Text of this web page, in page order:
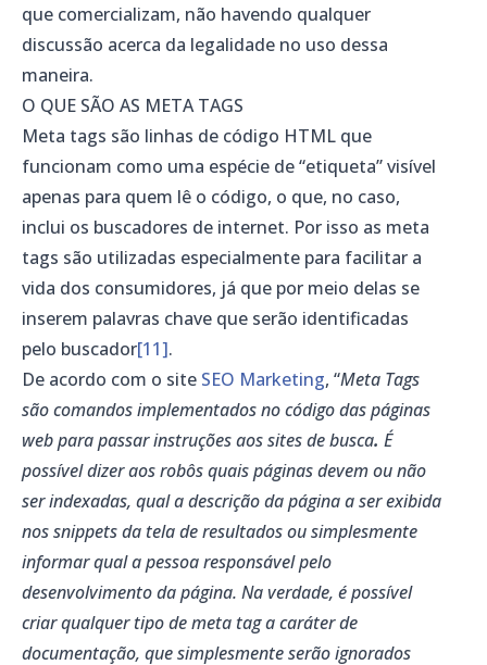
que comercializam, não havendo qualquer
discussão acerca da legalidade no uso dessa
maneira.
O QUE SÃO AS META TAGS
Meta tags são linhas de código HTML que
funcionam como uma espécie de “etiqueta” visível
apenas para quem lê o código, o que, no caso,
inclui os buscadores de internet. Por isso as meta
tags são utilizadas especialmente para facilitar a
vida dos consumidores, já que por meio delas se
inserem palavras chave que serão identificadas
pelo buscador[11].
De acordo com o site SEO Marketing, “Meta Tags
são comandos implementados no código das páginas
web para passar instruções aos sites de busca. É
possível dizer aosrobôsquais páginas devem ou não
ser indexadas, qual a descrição da página a ser exibida
nos snippets da tela de resultados ou simplesmente
informar qual a pessoa responsável pelo
desenvolvimento da página. Na verdade, é possível
criar qualquer tipo de meta tag a caráter de
documentação, que simplesmente serão ignorados